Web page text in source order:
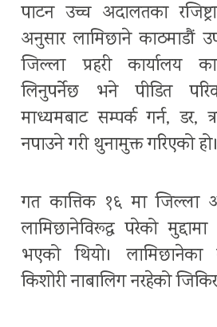
पाटन उच्च अदालतका
अनुसार लामिछाने काठमाडौं
जिल्ला प्रहरी कार्यालय
लिनुपर्नेछ भने पीडित
माध्यमबाट सम्पर्क गर्न, डर,
नपाउने गरी थुनामुक्त गरिएको हो।
गत कात्तिक १६ मा जिल्ला
लामिछानेविरूद्ध परेको
भएको थियो। लामिछानेका
किशोरी नाबालिग नरहेको